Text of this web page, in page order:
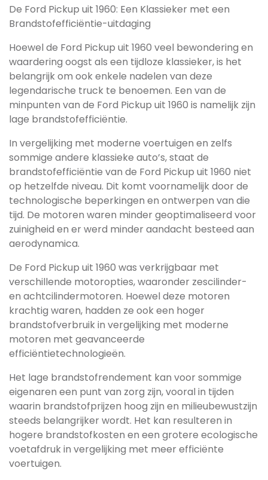
De Ford Pickup uit 1960: Een Klassieker met een
Brandstofefficiëntie-uitdaging
Hoewel de Ford Pickup uit 1960 veel bewondering en
waardering oogst als een tijdloze klassieker, is het
belangrijk om ook enkele nadelen van deze
legendarische truck te benoemen. Een van de
minpunten van de Ford Pickup uit 1960 is namelijk zijn
lage brandstofefficiëntie.
In vergelijking met moderne voertuigen en zelfs
sommige andere klassieke auto’s, staat de
brandstofefficiëntie van de Ford Pickup uit 1960 niet
op hetzelfde niveau. Dit komt voornamelijk door de
technologische beperkingen en ontwerpen van die
tijd. De motoren waren minder geoptimaliseerd voor
zuinigheid en er werd minder aandacht besteed aan
aerodynamica.
De Ford Pickup uit 1960 was verkrijgbaar met
verschillende motoropties, waaronder zescilinder-
en achtcilindermotoren. Hoewel deze motoren
krachtig waren, hadden ze ook een hoger
brandstofverbruik in vergelijking met moderne
motoren met geavanceerde
efficiëntietechnologieën.
Het lage brandstofrendement kan voor sommige
eigenaren een punt van zorg zijn, vooral in tijden
waarin brandstofprijzen hoog zijn en milieubewustzijn
steeds belangrijker wordt. Het kan resulteren in
hogere brandstofkosten en een grotere ecologische
voetafdruk in vergelijking met meer efficiënte
voertuigen.